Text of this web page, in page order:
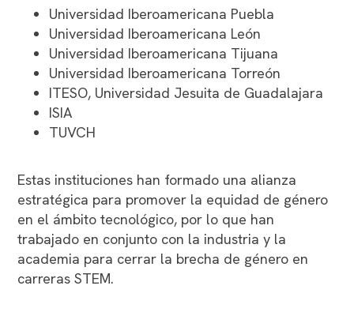
Universidad Iberoamericana Puebla
Universidad Iberoamericana León
Universidad Iberoamericana Tijuana
Universidad Iberoamericana Torreón
ITESO, Universidad Jesuita de Guadalajara
ISIA
TUVCH
Estas instituciones han formado una alianza
estratégica para promover la equidad de género
en el ámbito tecnológico, por lo que han
trabajado en conjunto con la industria y la
academia para cerrar la brecha de género en
carreras STEM.